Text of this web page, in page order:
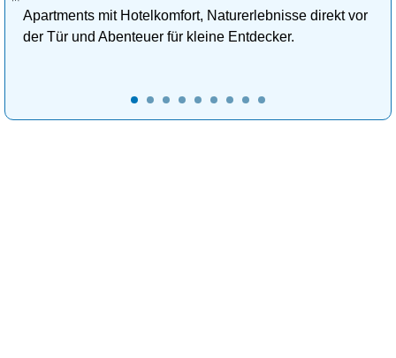
Apartments mit Hotelkomfort, Naturerlebnisse direkt vor
der Tür und Abenteuer für kleine Entdecker.